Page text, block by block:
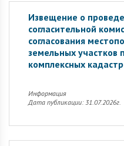
Извещение о
согласительной
согласования
земельных участков
комплексных
Информация
Дата публикации: 31.07.2026г.